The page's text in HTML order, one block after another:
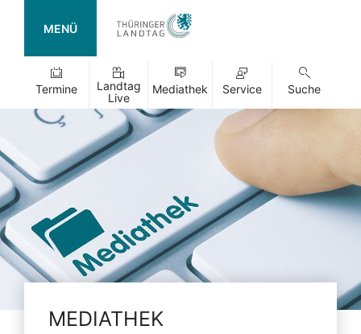
MENÜ
Termine
Landtag
Live
Mediathek Service Suche
MEDIATHEK